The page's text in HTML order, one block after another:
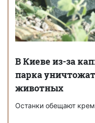
В Киеве из-за
парка
животных
Останки обещают